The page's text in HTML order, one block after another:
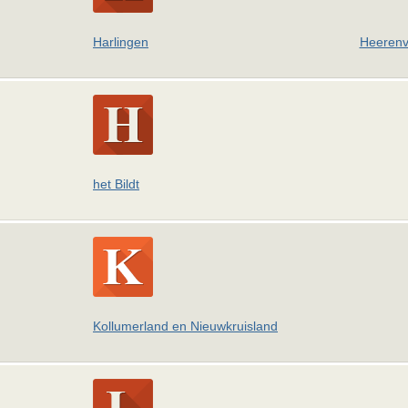
Harlingen
het Bildt
Kollumerland en Nieuwkruisland